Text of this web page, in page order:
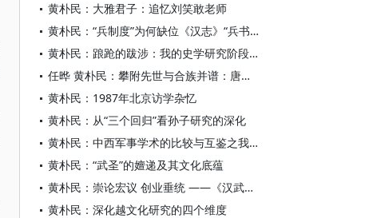
黄朴民：大雅君子：追忆刘笑敢老师
黄朴民：“兵制度”为何缺位《汉志》“兵书略”
黄朴民：踉跄的跋涉：我的史学研究阶段性回顾
任晔 黄朴民：攀附先世与合族并谱：唐宋时期孙武世系生成考
黄朴民：1987年北京访学杂忆
黄朴民：从“三个回归”看孙子研究的深化
黄朴民：中西军事学术的比较与互鉴之我见
黄朴民：“武圣”的嬗递及其文化底蕴
黄朴民：崇论宏议 创业垂统 ——《汉武帝评传》简议
黄朴民：深化越文化研究的四个维度